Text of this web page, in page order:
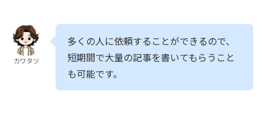
カワタツ
多くの人に依頼することができるので、
短期間で大量の記事を書いてもらうこと
も可能です。